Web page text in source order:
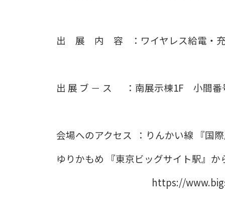
出 展 内 容 ：ワイヤレス給電・充
出 展 ブ － ス ：南展示棟1F 小間番
会場へのアクセス ：りんかい線 『国
ゆりかもめ 『東京ビッグサイト駅』か
https://